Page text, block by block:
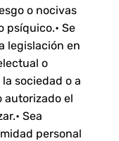
o nocivas
psíquico.• Se
legislación en
o
sociedad o a
autorizado el
Sea
personal